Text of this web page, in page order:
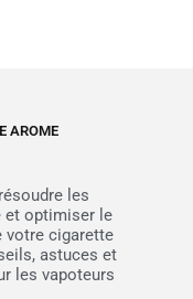
AROME
les
et optimiser le
votre cigarette
astuces et
les vapoteurs